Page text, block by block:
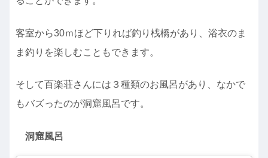
客室から30ｍほど下りれば釣り桟橋があり、浴衣のま
ま釣りを楽しむこともできます。
そして百楽荘さんには３種類のお風呂があり、なかで
もバズったのが洞窟風呂です。
洞窟風呂